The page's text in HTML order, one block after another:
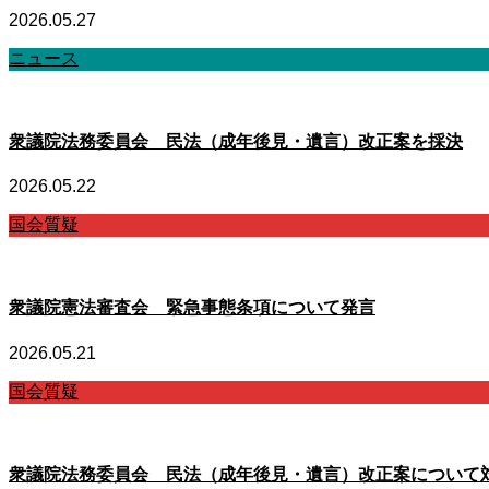
2026.05.27
ニュース
衆議院法務委員会 民法（成年後見・遺言）改正案を採決
2026.05.22
国会質疑
衆議院憲法審査会 緊急事態条項について発言
2026.05.21
国会質疑
衆議院法務委員会 民法（成年後見・遺言）改正案について